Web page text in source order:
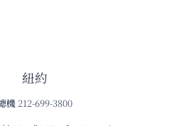
紐約
機 212-699-3800